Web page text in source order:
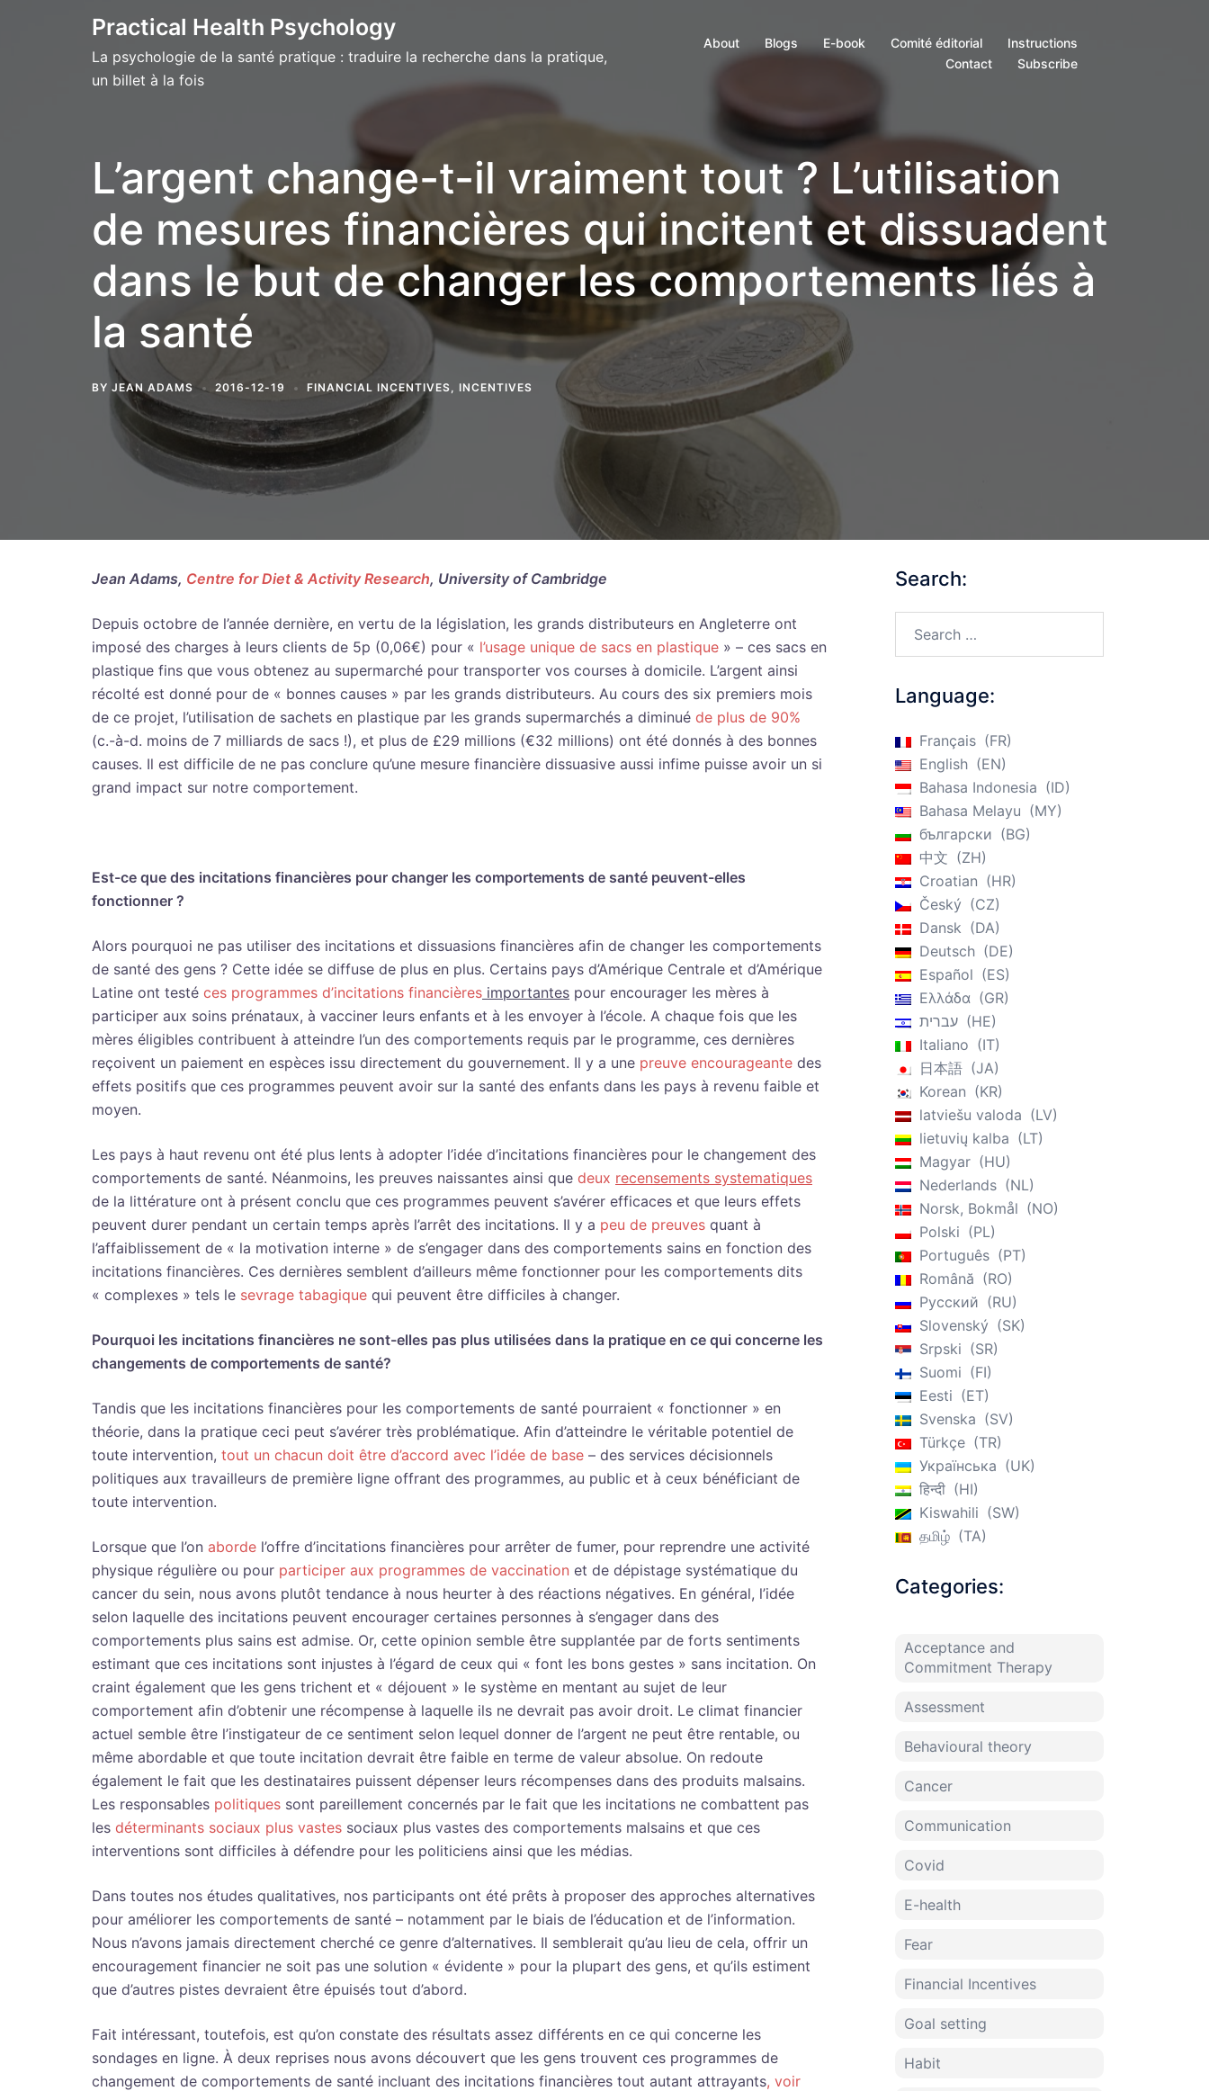
Practical Health Psychology
La psychologie de la santé pratique : traduire la recherche dans la pratique,
un billet à la fois
About Blogs E-book Comité éditorial
Instructions
Contact
Subscribe
L’argent change-t-il vraiment tout ? L’utilisation
de mesures financières qui incitent et dissuadent
dans le but de changer les comportements liés à
la santé
BY JEAN ADAMS 2016-12-19 FINANCIAL INCENTIVES, INCENTIVES
Jean Adams, Centre for Diet & Activity Research, University of Cambridge
Depuis octobre de l’année dernière, en vertu de la législation, les grands distributeurs en Angleterre ont
imposé des charges à leurs clients de 5p (0,06€) pour « l’usage unique de sacs en plastique » – ces sacs en
plastique fins que vous obtenez au supermarché pour transporter vos courses à domicile. L’argent ainsi
récolté est donné pour de « bonnes causes » par les grands distributeurs. Au cours des six premiers mois
de ce projet, l’utilisation de sachets en plastique par les grands supermarchés a diminué de plus de 90%
(c.-à-d. moins de 7 milliards de sacs !), et plus de £29 millions (€32 millions) ont été donnés à des bonnes
causes. Il est difficile de ne pas conclure qu’une mesure financière dissuasive aussi infime puisse avoir un si
grand impact sur notre comportement.
Est-ce que des incitations financières pour changer les comportements de santé peuvent-elles
fonctionner ?
Alors pourquoi ne pas utiliser des incitations et dissuasions financières afin de changer les comportements
de santé des gens ? Cette idée se diffuse de plus en plus. Certains pays d’Amérique Centrale et d’Amérique
Latine ont testé ces programmes d’incitations financières importantes pour encourager les mères à
participer aux soins prénataux, à vacciner leurs enfants et à les envoyer à l’école. A chaque fois que les
mères éligibles contribuent à atteindre l’un des comportements requis par le programme, ces dernières
reçoivent un paiement en espèces issu directement du gouvernement. Il y a une preuve encourageante des
effets positifs que ces programmes peuvent avoir sur la santé des enfants dans les pays à revenu faible et
moyen.
Les pays à haut revenu ont été plus lents à adopter l’idée d’incitations financières pour le changement des
comportements de santé. Néanmoins, les preuves naissantes ainsi que deux recensements systematiques
de la littérature ont à présent conclu que ces programmes peuvent s’avérer efficaces et que leurs effets
peuvent durer pendant un certain temps après l’arrêt des incitations. Il y a peu de preuves quant à
l’affaiblissement de « la motivation interne » de s’engager dans des comportements sains en fonction des
incitations financières. Ces dernières semblent d’ailleurs même fonctionner pour les comportements dits
« complexes » tels le sevrage tabagique qui peuvent être difficiles à changer.
Pourquoi les incitations financières ne sont-elles pas plus utilisées dans la pratique en ce qui concerne les
changements de comportements de santé?
Tandis que les incitations financières pour les comportements de santé pourraient « fonctionner » en
théorie, dans la pratique ceci peut s’avérer très problématique. Afin d’atteindre le véritable potentiel de
toute intervention, tout un chacun doit être d’accord avec l’idée de base – des services décisionnels
politiques aux travailleurs de première ligne offrant des programmes, au public et à ceux bénéficiant de
toute intervention.
Lorsque que l’on aborde l’offre d’incitations financières pour arrêter de fumer, pour reprendre une activité
physique régulière ou pour participer aux programmes de vaccination et de dépistage systématique du
cancer du sein, nous avons plutôt tendance à nous heurter à des réactions négatives. En général, l’idée
selon laquelle des incitations peuvent encourager certaines personnes à s’engager dans des
comportements plus sains est admise. Or, cette opinion semble être supplantée par de forts sentiments
estimant que ces incitations sont injustes à l’égard de ceux qui « font les bons gestes » sans incitation. On
craint également que les gens trichent et « déjouent » le système en mentant au sujet de leur
comportement afin d’obtenir une récompense à laquelle ils ne devrait pas avoir droit. Le climat financier
actuel semble être l’instigateur de ce sentiment selon lequel donner de l’argent ne peut être rentable, ou
même abordable et que toute incitation devrait être faible en terme de valeur absolue. On redoute
également le fait que les destinataires puissent dépenser leurs récompenses dans des produits malsains.
Les responsables politiques sont pareillement concernés par le fait que les incitations ne combattent pas
les déterminants sociaux plus vastes sociaux plus vastes des comportements malsains et que ces
interventions sont difficiles à défendre pour les politiciens ainsi que les médias.
Dans toutes nos études qualitatives, nos participants ont été prêts à proposer des approches alternatives
pour améliorer les comportements de santé – notamment par le biais de l’éducation et de l’information.
Nous n’avons jamais directement cherché ce genre d’alternatives. Il semblerait qu’au lieu de cela, offrir un
encouragement financier ne soit pas une solution « évidente » pour la plupart des gens, et qu’ils estiment
que d’autres pistes devraient être épuisés tout d’abord.
Fait intéressant, toutefois, est qu’on constate des résultats assez différents en ce qui concerne les
sondages en ligne. À deux reprises nous avons découvert que les gens trouvent ces programmes de
changement de comportements de santé incluant des incitations financières tout autant attrayants, voir
Search:
Language:
Français
FR
English
EN
Bahasa Indonesia
ID
Bahasa Melayu
MY
български
BG
中文
ZH
Croatian
HR
Český
CZ
Dansk
DA
Deutsch
DE
Español
ES
Ελλάδα
GR
עברית
HE
Italiano
IT
日本語
JA
Korean
KR
latviešu valoda
LV
lietuvių kalba
LT
Magyar
HU
Nederlands
NL
Norsk, Bokmål
NO
Polski
PL
Português
PT
Română
RO
Русский
RU
Slovenský
SK
Srpski
SR
Suomi
FI
Eesti
ET
Svenska
SV
Türkçe
TR
Українська
UK
हिन्दी
HI
Kiswahili
SW
தமிழ்
TA
Categories:
Acceptance and
Commitment Therapy
Assessment
Behavioural theory
Cancer
Communication
Covid
E-health
Fear
Financial Incentives
Goal setting
Habit